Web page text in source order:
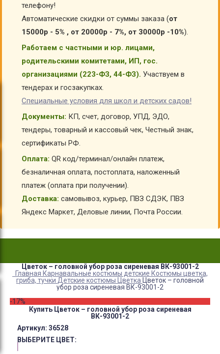
телефону!
Автоматические скидки от суммы заказа (от
15000р - 5% , от 20000р - 7%, от 30000р -10%).
Работаем с частными и юр. лицами,
родительскими комитетами, ИП, гос.
организациями (223-ФЗ, 44-ФЗ). Участвуем в
тендерах и госзакупках.
Специальные условия для школ и детских садов!
Документы: КП, счет, договор, УПД, ЭДО,
тендеры, товарный и кассовый чек, Честный знак,
сертификаты РФ.
Оплата: QR код/терминал/онлайн платеж,
безналичная оплата, постоплата, наложенный
платеж (оплата при получении).
Доставка: самовывоз, курьер, ПВЗ СДЭК, ПВЗ
Яндекс Маркет, Деловые линии, Почта России.
Цветок – головной убор роза сиреневая ВК-93001-2
Главная Карнавальные костюмы детские Костюмы цветка,
гриба, тучки Детские костюмы Цветка Цветок – головной
убор роза сиреневая ВК-93001-2
-17%
Купить Цветок – головной убор роза сиреневая
ВК-93001-2
Артикул: 36528
ВЫБЕРИТЕ ЦВЕТ: